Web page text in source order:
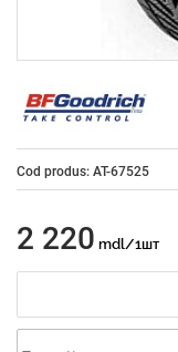
Cod produs: AT-67525
2 220 mdl/1шт